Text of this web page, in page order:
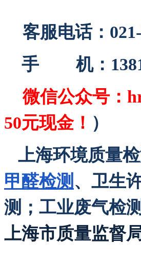
客服电话：021-
手 机：
微信公众号：
50元现金！ ）
上海环境质量
甲醛检测 、卫生
测；工业废气检
上海市质量监督